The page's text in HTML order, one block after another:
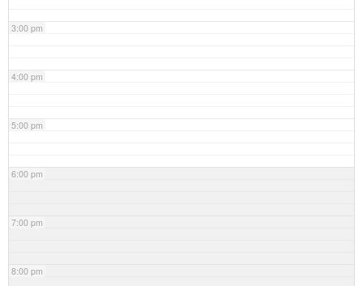
3:00 pm
4:00 pm
5:00 pm
6:00 pm
7:00 pm
8:00 pm